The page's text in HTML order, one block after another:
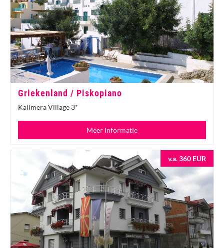
Griekenland / Piskopiano
Kalimera Village 3*
Meer Informatie
v.a. 360 EUR